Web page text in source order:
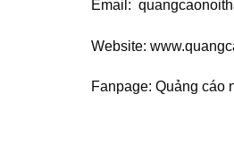
Email:
Website:
Fanpage: Quảng cáo